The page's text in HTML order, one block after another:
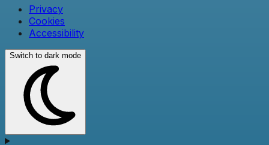
Privacy
Cookies
Accessibility
Switch to dark mode